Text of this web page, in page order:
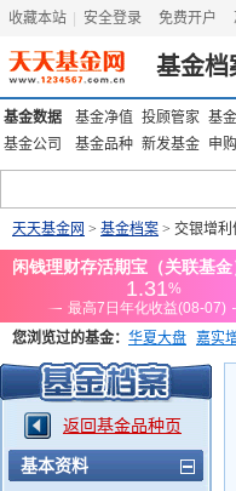
收藏本站 安全登录 免费开户
基金档
基金数据 基金净值 投顾管家 基
基金公司
基金品种 新发基金 申
天天基金网 > 基金档案 > 交银增利
您浏览过的基金： 华夏大盘 嘉实
添富优势 华安宏利 上证180价值ETF
返回基金品种页
基本资料